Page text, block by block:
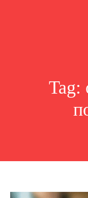
Tag: